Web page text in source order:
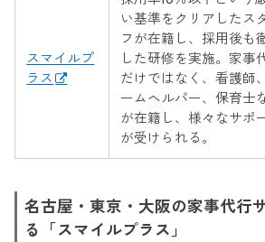
スマイルプ
ラス
い基準をクリアしたス
フが在籍し、採用後も
した研修を実施。家事
だけではなく、看護師
ームヘルパー、保育士
が在籍し、様々なサポ
が受けられる。
名古屋・東京・大阪の家事代行
る「スマイルプラス」